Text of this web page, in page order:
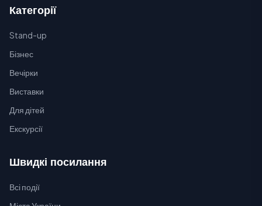
Категорії
Stand-up
Бізнес
Вечірки
Виставки
Для дітей
Екскурсії
Швидкі посилання
Всі події